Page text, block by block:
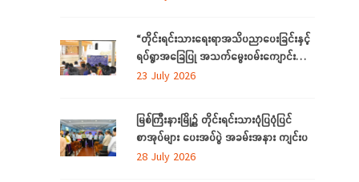
“တိုင်းရင်းသားရေးရာအသိပညာပေးခြင်းနှင့်
ရပ်ရွာအခြေပြု အသက်မွေးဝမ်းကျောင်း
ပညာ လိုအပ်ချက် ဆန်းစစ်စီမံခြင်း
23 July 2026
မြစ်ကြီးနားမြို့၌ တိုင်းရင်းသားပုံပြပုံပြင်
စာအုပ်များ ပေးအပ်ပွဲ အခမ်းအနား ကျင်းပ
28 July 2026